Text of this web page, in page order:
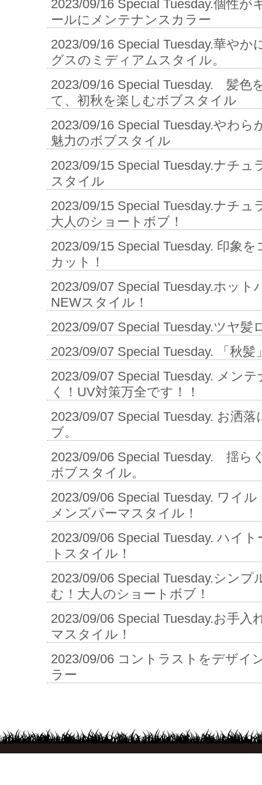
2023/09/16 Special Tuesday.個性
ールにメンテナンスカラー
2023/09/16 Special Tuesday.華やか
グスのミディアムスタイル。
2023/09/16 Special Tuesday. 髪色
て、初秋を楽しむボブスタイル
2023/09/16 Special Tuesday.やわら
魅力のボブスタイル
2023/09/15 Special Tuesday.ナチ
スタイル
2023/09/15 Special Tuesday.ナチ
大人のショートボブ！
2023/09/15 Special Tuesday. 印象
カット！
2023/09/07 Special Tuesday.ホット
NEWスタイル！
2023/09/07 Special Tuesday.ツヤ髪
2023/09/07 Special Tuesday. 「秋
2023/09/07 Special Tuesday. メン
く！UV対策万全です！！
2023/09/07 Special Tuesday. お洒
ブ。
2023/09/06 Special Tuesday. 揺ら
ボブスタイル。
2023/09/06 Special Tuesday. ワイ
メンズパーマスタイル！
2023/09/06 Special Tuesday. ハイ
トスタイル！
2023/09/06 Special Tuesday.シンプ
む！大人のショートボブ！
2023/09/06 Special Tuesday.お手入
マスタイル！
2023/09/06 コントラストをデザイ
ラー